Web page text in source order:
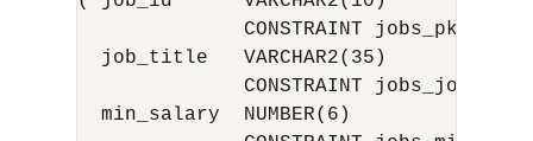
CONSTRAINT jobs_pk
  job_title   VARCHAR2(35)
CONSTRAINT
  min_salary  NUMBER(6)